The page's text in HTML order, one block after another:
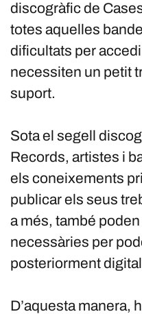
discogràfic de
totes aquelles
dificultats per
necessiten un petit
suport.
Sota el segell
Records, artistes i
els coneixements
publicar els seus
a més, també
necessàries per
posteriorment
D’aquesta manera,